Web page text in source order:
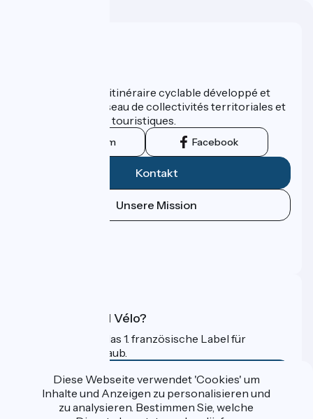
ViaRhôna est un itinéraire cyclable développé et
promu par un réseau de collectivités territoriales et
leurs institutions touristiques.
Instagram Facebook
Kontakt
Unsere Mission
Was ist Accueil Vélo?
Accueil Vélo ist das 1. französische Label für
Radfahrer im Urlaub.
Mehr erfahren
Gefördert im Rahmen von Destination France
Diese Webseite verwendet 'Cookies' um
Inhalte und Anzeigen zu personalisieren und
zu analysieren. Bestimmen Sie, welche